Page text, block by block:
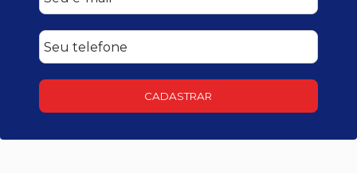
CADASTRAR